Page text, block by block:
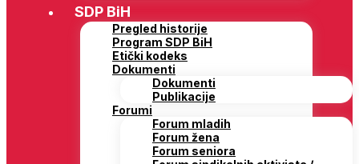
SDP BiH
Pregled historije
Program SDP BiH
Etički kodeks
Dokumenti
Dokumenti
Publikacije
Forumi
Forum mladih
Forum žena
Forum seniora